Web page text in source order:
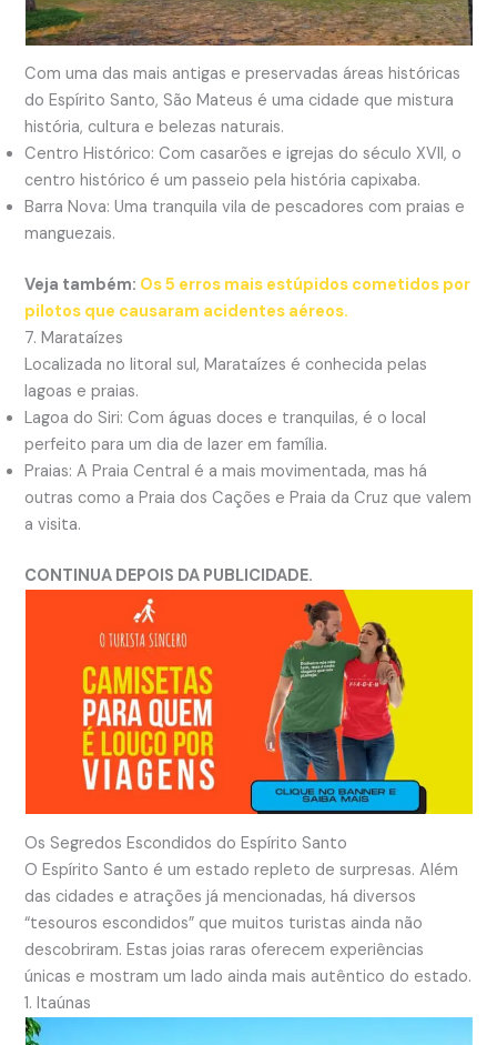
Com uma das mais antigas e preservadas áreas históricas
do Espírito Santo, São Mateus é uma cidade que mistura
história, cultura e belezas naturais.
Centro Histórico: Com casarões e igrejas do século XVII, o
centro histórico é um passeio pela história capixaba.
Barra Nova: Uma tranquila vila de pescadores com praias e
manguezais.
Veja também: Os 5 erros mais estúpidos cometidos por
pilotos que causaram acidentes aéreos.
7. Marataízes
Localizada no litoral sul, Marataízes é conhecida pelas
lagoas e praias.
Lagoa do Siri: Com águas doces e tranquilas, é o local
perfeito para um dia de lazer em família.
Praias: A Praia Central é a mais movimentada, mas há
outras como a Praia dos Cações e Praia da Cruz que valem
a visita.
CONTINUA DEPOIS DA PUBLICIDADE.
Os Segredos Escondidos do Espírito Santo
O Espírito Santo é um estado repleto de surpresas. Além
das cidades e atrações já mencionadas, há diversos
“tesouros escondidos” que muitos turistas ainda não
descobriram. Estas joias raras oferecem experiências
únicas e mostram um lado ainda mais autêntico do estado.
1. Itaúnas